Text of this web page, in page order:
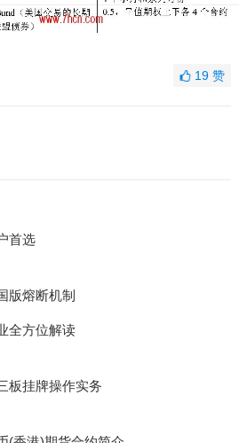
19赞
首选
版熔断机制
全方位解读
板挂牌操作实务